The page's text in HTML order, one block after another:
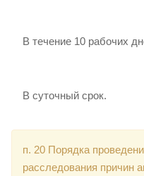
В течение 10 рабочих
В суточный срок.
п. 20 Порядка
расследования причин